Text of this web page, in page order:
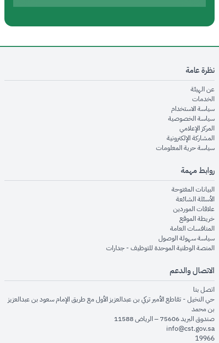
نظرة عامة
عن الهيئةopens in new window
الخدماتopens in new window
سياسة الاستخدام
سياسة الخصوصيةopens in new window
المركز الإعلاميopens in new window
المشاركة الإلكترونيةopens in new window
سياسة حرية المعلوماتopens in new window
روابط مهمة
البيانات المفتوحةopens in new window
الأسئلة الشائعةopens in new window
علاقات الموردينopens in new window
خريطة الموقعopens in new window
المنافسات العامةopens in new window
سياسة سهولة الوصولopens in new window
المنصة الوطنية الموحدة للتوظيف - جداراتopens in new window
الاتصال والدعم
اتصل بنا
حي النخيل - تقاطع الأمير تركي بن عبدالعزيز الأول مع طريق الإمام سعود بن عبدالعزيز
بن محمد
صندوق البريد 75606 – الرياض 11588
info@cst.gov.sa
19966